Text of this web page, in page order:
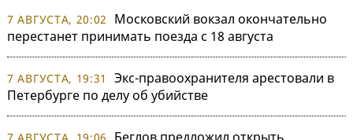
7 АВГУСТА, 20:02
Московский вокзал окончательно
перестанет принимать поезда с 18 августа
7 АВГУСТА, 19:31
Экс-правоохранителя арестовали в
Петербурге по делу об убийстве